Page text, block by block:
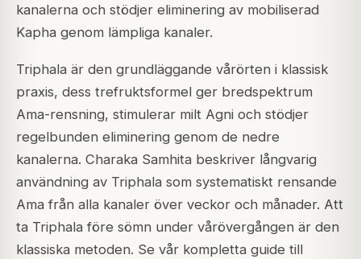
kanalerna och stödjer eliminering av mobiliserad
Kapha genom lämpliga kanaler.
Triphala är den grundläggande vårörten i klassisk
praxis, dess trefruktsformel ger bredspektrum
Ama-rensning, stimulerar milt Agni och stödjer
regelbunden eliminering genom de nedre
kanalerna. Charaka Samhita beskriver långvarig
användning av Triphala som systematiskt rensande
Ama från alla kanaler över veckor och månader. Att
ta Triphala före sömn under vårövergången är den
klassiska metoden. Se vår kompletta guide till